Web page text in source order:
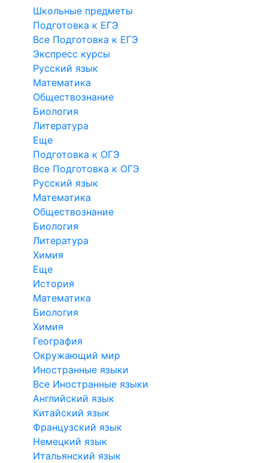
Школьные предметы
Подготовка к ЕГЭ
Все Подготовка к ЕГЭ
Экспресс курсы
Русский язык
Математика
Обществознание
Биология
Литература
Еще
Подготовка к ОГЭ
Все Подготовка к ОГЭ
Русский язык
Математика
Обществознание
Биология
Литература
Химия
Еще
История
Математика
Биология
Химия
География
Окружающий мир
Иностранные языки
Все Иностранные языки
Английский язык
Китайский язык
Французский язык
Немецкий язык
Итальянский язык